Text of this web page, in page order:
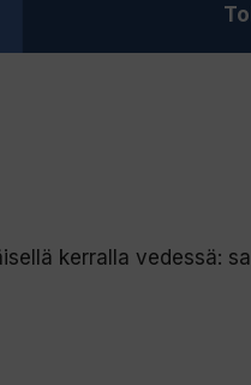
kerralla vedessä: